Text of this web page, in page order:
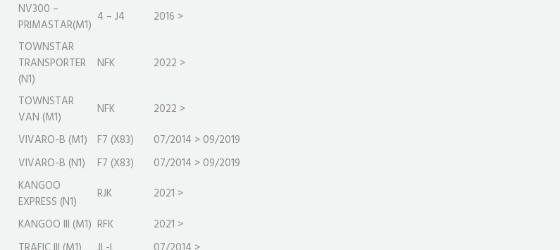
NV300 –
PRIMASTAR(M1) 4 – J4 2016 >
TOWNSTAR
TRANSPORTER
(N1)
NFK 2022 >
TOWNSTAR
VAN (M1)
NFK
2022 >
VIVARO-B (M1) F7 (X83)
07/2014 > 09/2019
VIVARO-B (N1) F7 (X83)
07/2014 > 09/2019
KANGOO
EXPRESS (N1)
RJK
2021 >
KANGOO III (M1) RFK
2021 >